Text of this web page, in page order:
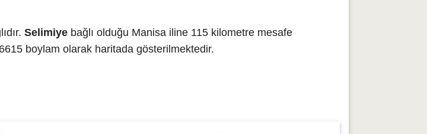
Selimiye bağlı olduğu Manisa iline 115 kilometre mesafe
boylam olarak haritada gösterilmektedir.